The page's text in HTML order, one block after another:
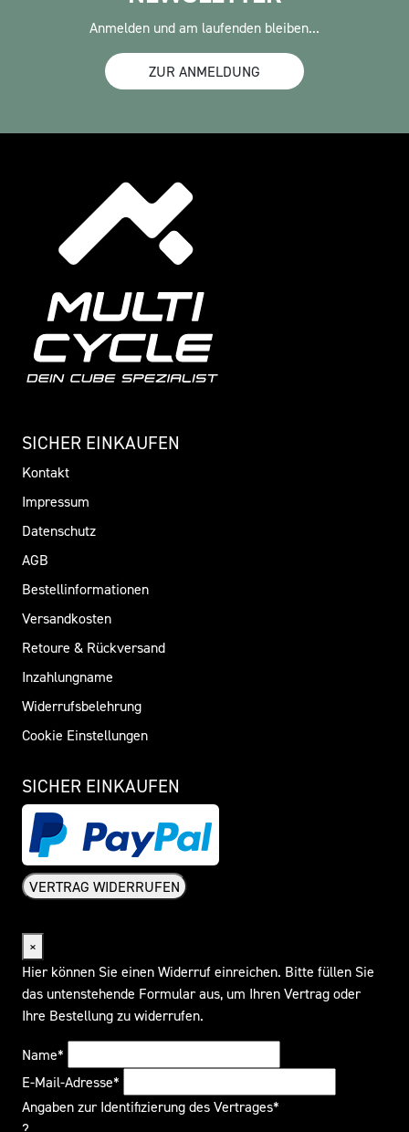
Anmelden und am laufenden bleiben...
ZUR ANMELDUNG
SICHER EINKAUFEN
Kontakt
Impressum
Datenschutz
AGB
Bestellinformationen
Versandkosten
Retoure & Rückversand
Inzahlungname
Widerrufsbelehrung
Cookie Einstellungen
SICHER EINKAUFEN
VERTRAG WIDERRUFEN
×
Hier können Sie einen Widerruf einreichen. Bitte füllen Sie
das untenstehende Formular aus, um Ihren Vertrag oder
Ihre Bestellung zu widerrufen.
Name*
E-Mail-Adresse*
Angaben zur Identifizierung des Vertrages*
?